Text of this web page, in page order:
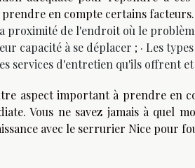
prendre en compte certains
proximité de l'endroit où le
capacité à se déplacer ; · Les
services d'entretien qu'ils offrent
aspect important à prendre en
Vous ne savez jamais à quel
avec le serrurier Nice pour